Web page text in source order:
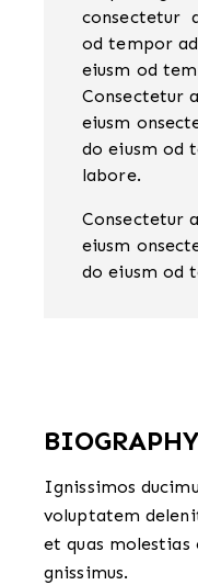
consectetur
od tempor
eiusm od
Consectetur
eiusm
do eiusm od
labore.
Consectetur
eiusm
do eiusm od
BIOGRAPHY
Ignissimos
voluptatem
et quas
gnissimus.